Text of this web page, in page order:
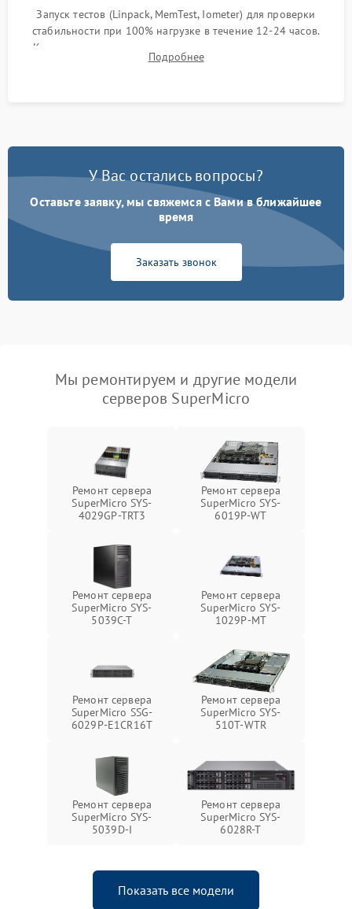
Запуск тестов (Linpack, MemTest, Iometer) для проверки
стабильности при 100% нагрузке в течение 12-24 часов.
Контроль температурных режимов, проверка отсутствия
троттлинга и подготовка сервера к выдаче.
Подробнее
У Вас остались вопросы?
Оставьте заявку, мы свяжемся с Вами в ближайшее
время
Заказать звонок
Мы ремонтируем и другие модели
серверов SuperMicro
Ремонт сервера
SuperMicro SYS-
4029GP-TRT3
Ремонт сервера
SuperMicro SYS-
6019P-WT
Ремонт сервера
SuperMicro SYS-
5039C-T
Ремонт сервера
SuperMicro SYS-
1029P-MT
Ремонт сервера
SuperMicro SSG-
6029P-E1CR16T
Ремонт сервера
SuperMicro SYS-
510T-WTR
Ремонт сервера
SuperMicro SYS-
5039D-I
Ремонт сервера
SuperMicro SYS-
6028R-T
Показать все модели